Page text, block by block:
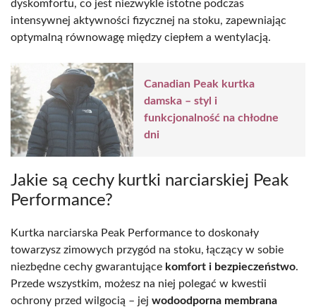
dyskomfortu, co jest niezwykle istotne podczas
intensywnej aktywności fizycznej na stoku, zapewniając
optymalną równowagę między ciepłem a wentylacją.
Canadian Peak kurtka
damska – styl i
funkcjonalność na chłodne
dni
Jakie są cechy kurtki narciarskiej Peak
Performance?
Kurtka narciarska Peak Performance to doskonały
towarzysz zimowych przygód na stoku, łączący w sobie
niezbędne cechy gwarantujące komfort i bezpieczeństwo.
Przede wszystkim, możesz na niej polegać w kwestii
ochrony przed wilgocią – jej wodoodporna membrana